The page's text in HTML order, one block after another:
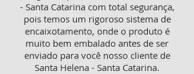
- Santa Catarina com total segurança,
pois temos um rigoroso sistema de
encaixotamento, onde o produto é
muito bem embalado antes de ser
enviado para você nosso cliente de
Santa Helena - Santa Catarina.